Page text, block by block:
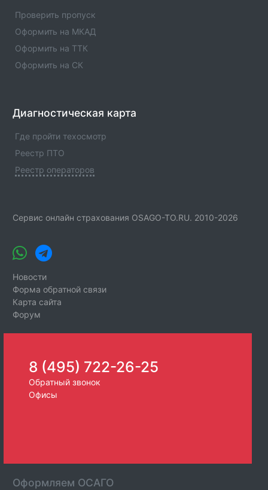
оператора, статус оператора, телефны и адреса.
Проверить пропуск
Оформить на МКАД
Оформить на ТТК
Оформить на СК
Диагностическая карта
Где пройти техосмотр
Реестр ПТО
Реестр операторов
Сервис онлайн страхования OSAGO-TO.RU. 2010-2026
Новости
Форма обратной связи
Карта сайта
Форум
8 (495) 722-26-25
Обратный звонок
Офисы
Оформляем ОСАГО